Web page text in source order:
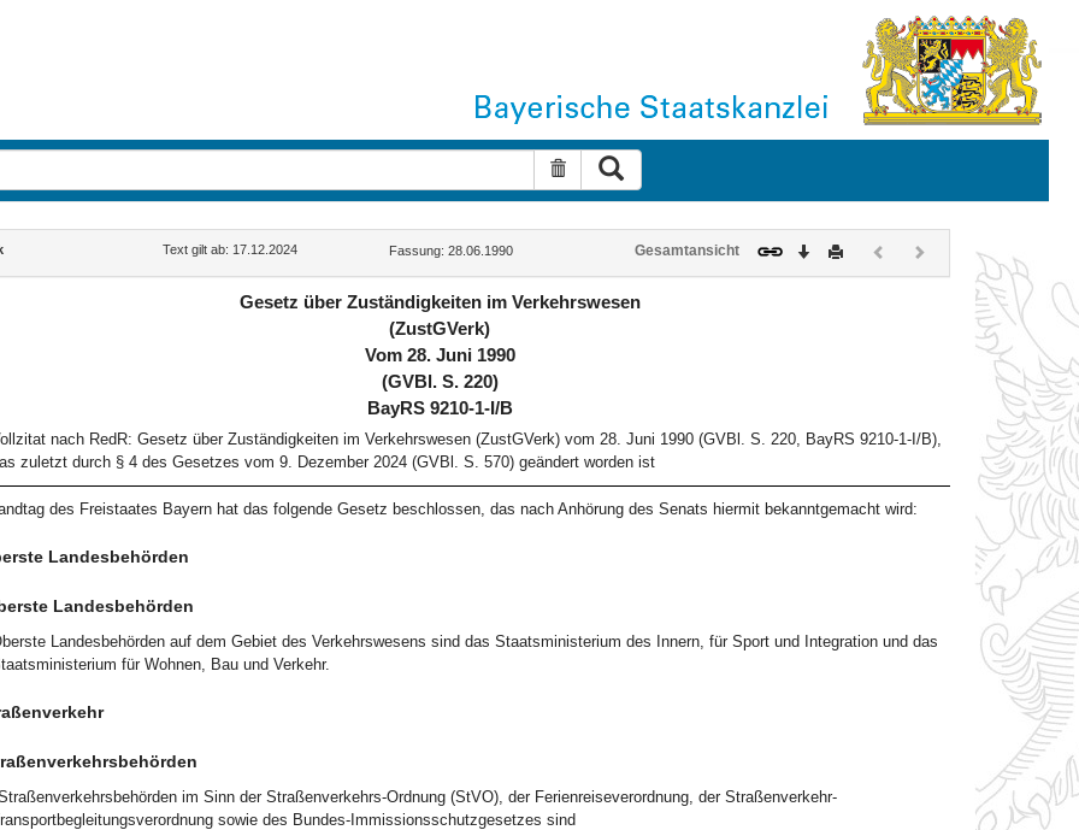
Suche zurücksetzen
Text gilt ab: 17.12.2024 Fassung: 28.06.1990 Gesamtansicht Download
DruckenVorherigesNächstes
Dokument
(inaktiv)
Gesetz über Zuständigkeiten im Verkehrswesen
(ZustGVerk)
Vom 28. Juni 1990
(GVBl. S. 220)
BayRS 9210-1-I/B
nach RedR: Gesetz über Zuständigkeiten im Verkehrswesen (ZustGVerk) vom 28. Juni 1990 (GVBl. S. 220, BayRS 9210-1-I/B),
zuletzt durch § 4 des Gesetzes vom 9. Dezember 2024 (GVBl. S. 570) geändert worden ist
des Freistaates Bayern hat das folgende Gesetz beschlossen, das nach Anhörung des Senats hiermit bekanntgemacht wird:
Landesbehörden
Landesbehörden
Landesbehörden auf dem Gebiet des Verkehrswesens sind das Staatsministerium des Innern, für Sport und Integration und das
für Wohnen, Bau und Verkehr.
im Sinn der Straßenverkehrs-Ordnung (StVO), der Ferienreiseverordnung, der Straßenverkehr-
sowie des Bundes-Immissionsschutzgesetzes sind